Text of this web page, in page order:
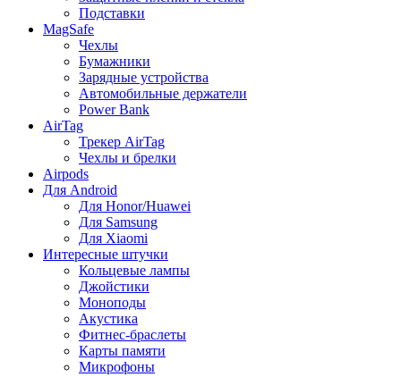
Подставки
MagSafe
Чехлы
Бумажники
Зарядные устройства
Автомобильные держатели
Power Bank
AirTag
Трекер AirTag
Чехлы и брелки
Airpods
Для Android
Для Honor/Huawei
Для Samsung
Для Xiaomi
Интересные штучки
Кольцевые лампы
Джойстики
Моноподы
Акустика
Фитнес-браслеты
Карты памяти
Микрофоны